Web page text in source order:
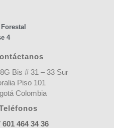
4
Bis # 31 – 33 Sur
Piso 101
Colombia
601 464 34 36